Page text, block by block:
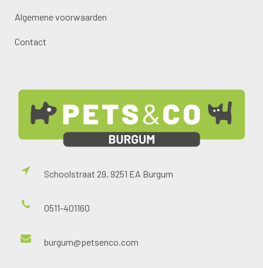
Algemene voorwaarden
Contact
Schoolstraat 29, 9251 EA Burgum
0511-401160
burgum@petsenco.com